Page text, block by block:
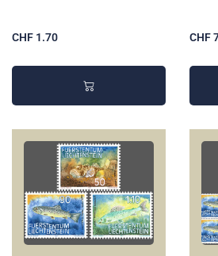
CHF 1.70 CHF